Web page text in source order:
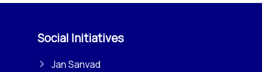
Social Initiatives
Jan Sanvad